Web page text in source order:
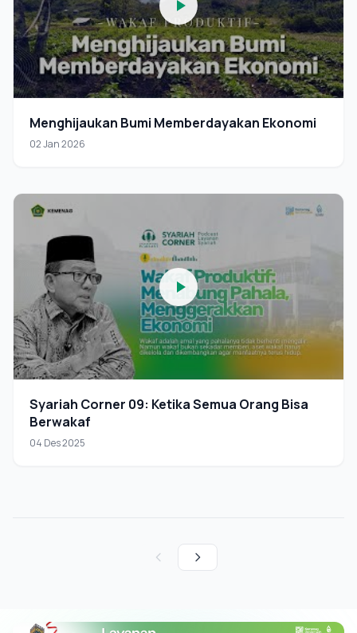
Menghijaukan Bumi Memberdayakan Ekonomi
02 Jan 2026
Syariah Corner 09: Ketika Semua Orang Bisa
Berwakaf
04 Des 2025